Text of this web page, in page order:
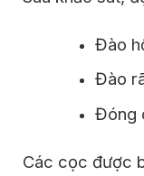
Đào
Đào
Đóng
Các cọc được